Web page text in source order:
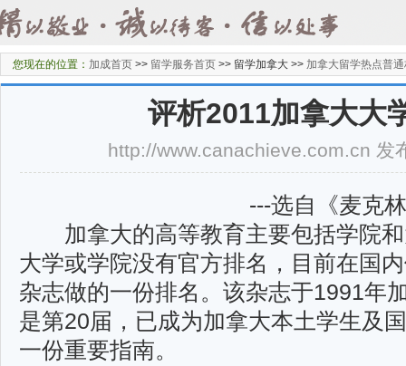
您现在的位置： 加成首页 >> 留学服务首页 >> 留学加拿大 >> 加拿大留学热点普
评析2011加拿大大
http://www.canachieve.com.cn 发
---选自《麦克
加拿大的高等教育主要包括学院和
大学或学院没有官方排名，目前在国
杂志做的一份排名。该杂志于1991年
是第20届，已成为加拿大本土学生及
一份重要指南。